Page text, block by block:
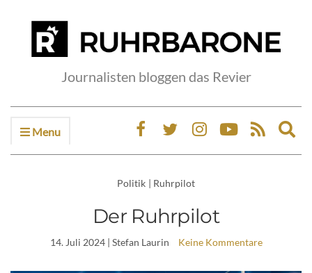
Journalisten bloggen das Revier
Menu
Politik | Ruhrpilot
Der Ruhrpilot
14. Juli 2024| Stefan Laurin Keine Kommentare